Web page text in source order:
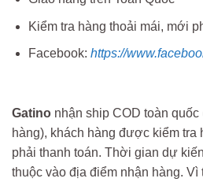
Kiểm tra hàng thoải mái, mới
Facebook: https://
Gatino nhận ship COD toàn
hàng), khách hàng được kiểm tra
phải thanh toán. Thời gian dự
thuộc vào địa điểm nhận hàng.